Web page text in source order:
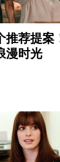
推荐提案
漫时光